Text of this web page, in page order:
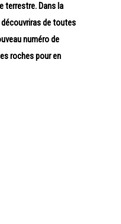
terrestre. Dans la
de toutes
numéro de
roches pour en